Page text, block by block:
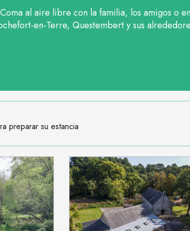
al aire libre con la familia, los amigos o
en-Terre, Questembert y sus
preparar su estancia